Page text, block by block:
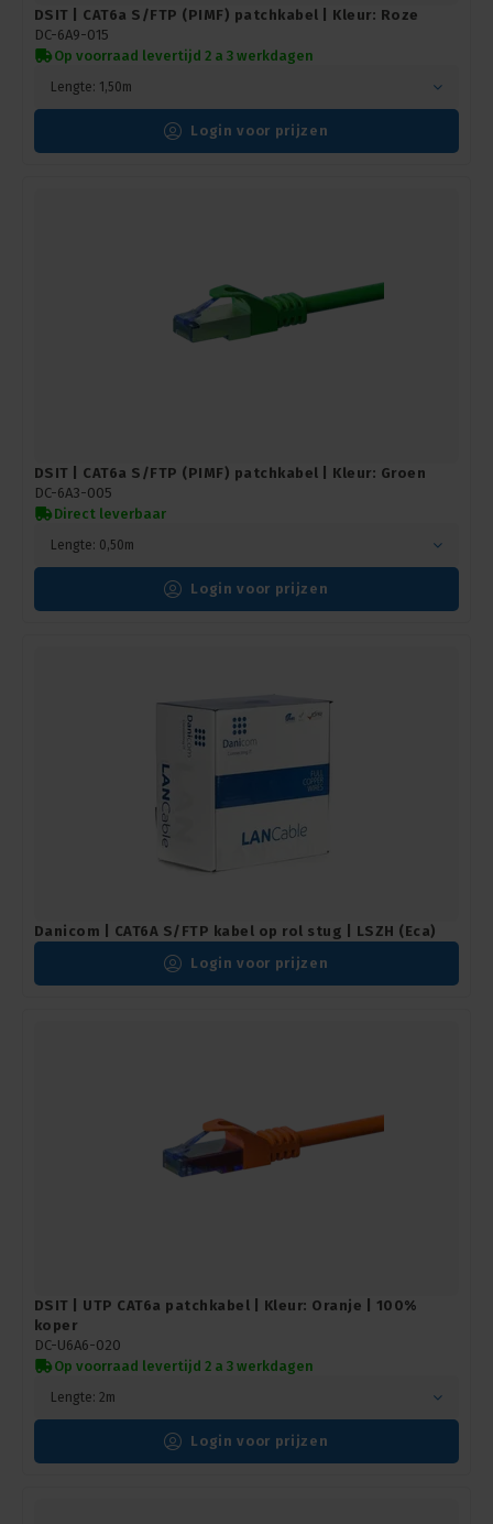
DSIT | CAT6a S/FTP (PIMF) patchkabel | Kleur: Roze
DC-6A9-015
Op voorraad levertijd 2 a 3 werkdagen
Lengte: 1,50m
Login voor prijzen
DSIT | CAT6a S/FTP (PIMF) patchkabel | Kleur: Groen
DC-6A3-005
Direct leverbaar
Lengte: 0,50m
Login voor prijzen
Danicom | CAT6A S/FTP kabel op rol stug | LSZH (Eca)
Login voor prijzen
DSIT | UTP CAT6a patchkabel | Kleur: Oranje | 100%
koper
DC-U6A6-020
Op voorraad levertijd 2 a 3 werkdagen
Lengte: 2m
Login voor prijzen